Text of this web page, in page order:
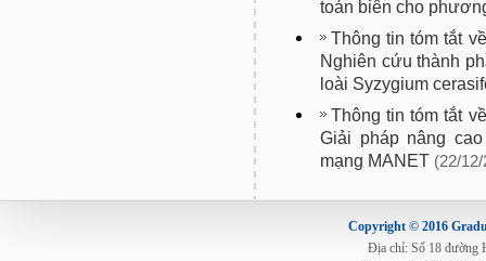
toán biên cho
Thông tin tóm tắt
Nghiên cứu thành
loài Syzygium
Thông tin tóm tắt
Giải pháp nâng
mạng MANET (22/
Copyright © 2016
Địa chỉ: Số 18 đường